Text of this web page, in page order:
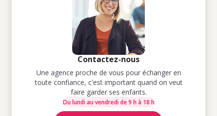
Contactez-nous
Une agence proche de vous pour échanger en
toute confiance, c'est important quand on veut
faire garder ses enfants.
Du lundi au vendredi de 9 h à 18 h